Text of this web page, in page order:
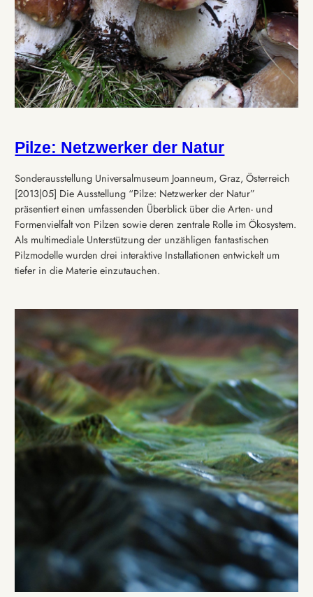
Pilze: Netzwerker der Natur
Sonderausstellung Universalmuseum Joanneum, Graz, Österreich
[2013|05] Die Ausstellung “Pilze: Netzwerker der Natur”
präsentiert einen umfassenden Überblick über die Arten- und
Formenvielfalt von Pilzen sowie deren zentrale Rolle im Ökosystem.
Als multimediale Unterstützung der unzähligen fantastischen
Pilzmodelle wurden drei interaktive Installationen entwickelt um
tiefer in die Materie einzutauchen.